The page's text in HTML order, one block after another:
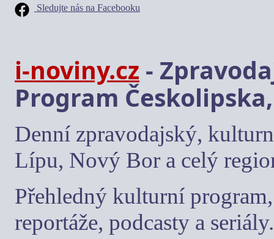
Sledujte nás na Facebooku
i-noviny.cz -
Program
Denní zpravodajský,
Lípu, Nový Bor a celý
Přehledný kulturní
reportáže, podcasty a seriály.